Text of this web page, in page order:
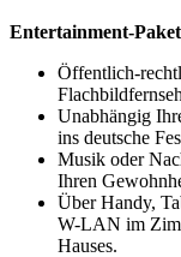
Entertainment-
Öffentlich-
Unabhängig
ins deutsche
Musik oder
Ihren
Über Handy,
W-LAN im
Hauses.